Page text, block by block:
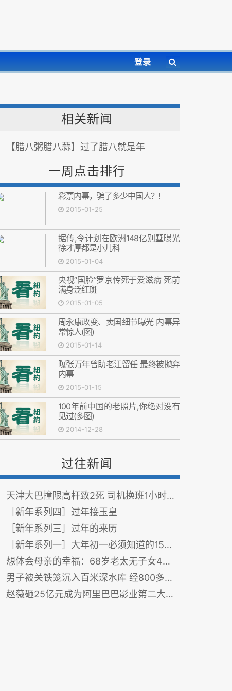
登录
相关新闻
【腊八粥腊八蒜】过了腊八就是年
一周点击排行
彩票内幕，骗了多少中国人？!
2015-01-25
据传,令计划在欧洲148亿别墅曝光
徐才厚都是小儿科
2015-01-04
央视“国脸”罗京传死于爱滋病 死前
满身泛红斑
2015-01-05
周永康政变、卖国细节曝光 内幕异
常惊人(图)
2015-01-14
曝张万年曾助老江留任 最终被抛弃
内幕
2015-01-15
100年前中国的老照片,你绝对没有
见过(多图)
2014-12-28
过往新闻
天津大巴撞限高杆致2死 司机换班1小时后出事
［新年系列四］过年接玉皇
［新年系列三］过年的来历
［新年系列一］大年初一必须知道的15条禁忌！很快就过年了，必转！
想体会母亲的幸福：68岁老太无子女4套房产 贴启事招“女儿”
男子被关铁笼沉入百米深水库 经800多天捞出(图)
赵薇砸25亿元成为阿里巴巴影业第二大股东